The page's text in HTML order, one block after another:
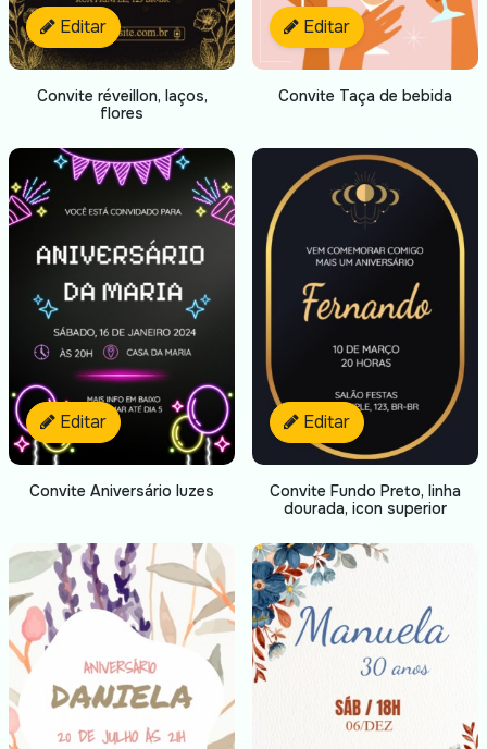
Editar
Convite réveillon, laços,
flores
Editar
Convite Taça de bebida
Editar
Convite Aniversário luzes
Editar
Convite Fundo Preto, linha
dourada, icon superior